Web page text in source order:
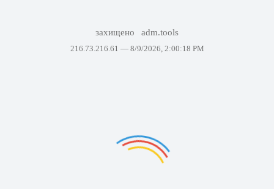
захищено adm.tools
216.73.216.61 — 8/9/2026, 2:00:18 PM